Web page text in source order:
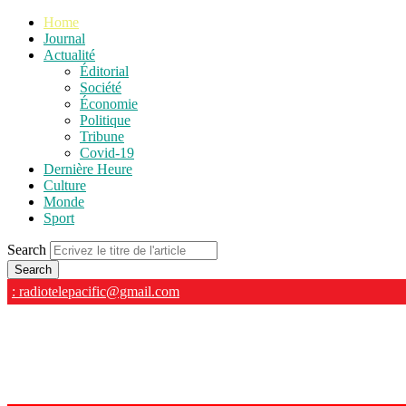
Home
Journal
Actualité
Éditorial
Société
Économie
Politique
Tribune
Covid-19
Dernière Heure
Culture
Monde
Sport
Search
: radiotelepacific@gmail.com